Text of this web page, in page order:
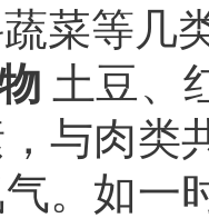
菜等几
土豆、
与肉类
。如一